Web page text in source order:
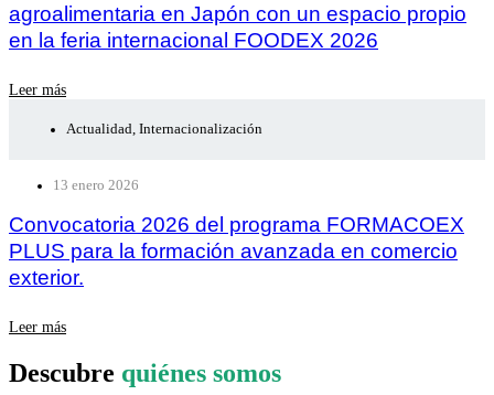
agroalimentaria en Japón con un espacio propio
en la feria internacional FOODEX 2026
Leer más
Actualidad, Internacionalización
13 enero 2026
Convocatoria 2026 del programa FORMACOEX
PLUS para la formación avanzada en comercio
exterior.
Leer más
Descubre quiénes somos